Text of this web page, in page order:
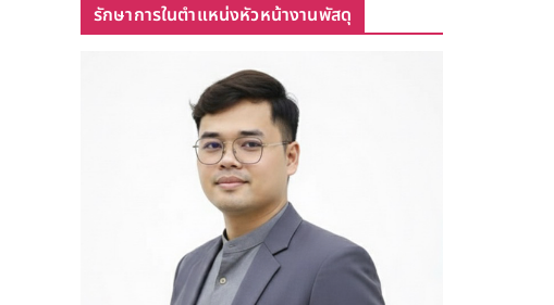
รักษาการในตำแหน่งหัวหน้างานพัสดุ